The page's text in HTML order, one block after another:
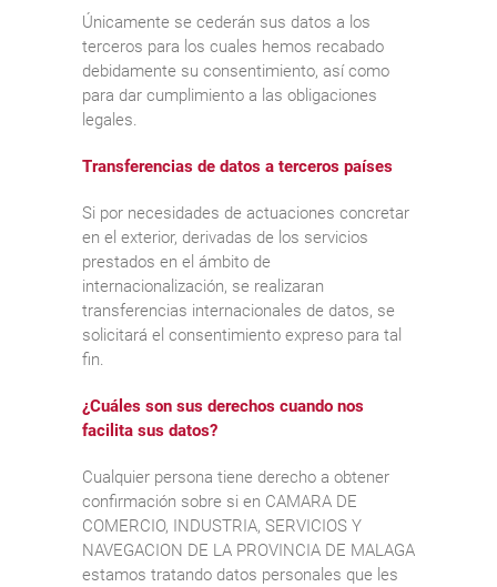
Únicamente se cederán sus datos a los
terceros para los cuales hemos recabado
debidamente su consentimiento, así como
para dar cumplimiento a las obligaciones
legales.
Transferencias de datos a terceros países
Si por necesidades de actuaciones concretar
en el exterior, derivadas de los servicios
prestados en el ámbito de
internacionalización, se realizaran
transferencias internacionales de datos, se
solicitará el consentimiento expreso para tal
fin.
¿Cuáles son sus derechos cuando nos
facilita sus datos?
Cualquier persona tiene derecho a obtener
confirmación sobre si en CAMARA DE
COMERCIO, INDUSTRIA, SERVICIOS Y
NAVEGACION DE LA PROVINCIA DE MALAGA
estamos tratando datos personales que les